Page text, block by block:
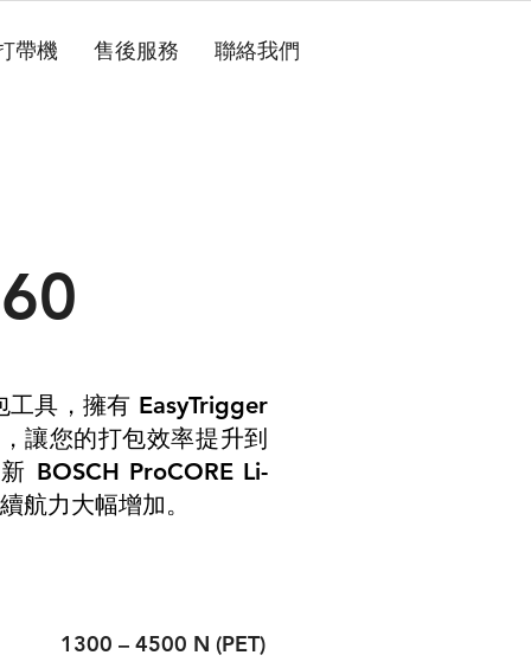
帶機 售後服務 聯絡我們
工具 ，擁有 EasyTrigger
，讓您的打包效率提升到
BOSCH ProCORE Li-
航力大幅增加。
1300 – 4500 N (PET)